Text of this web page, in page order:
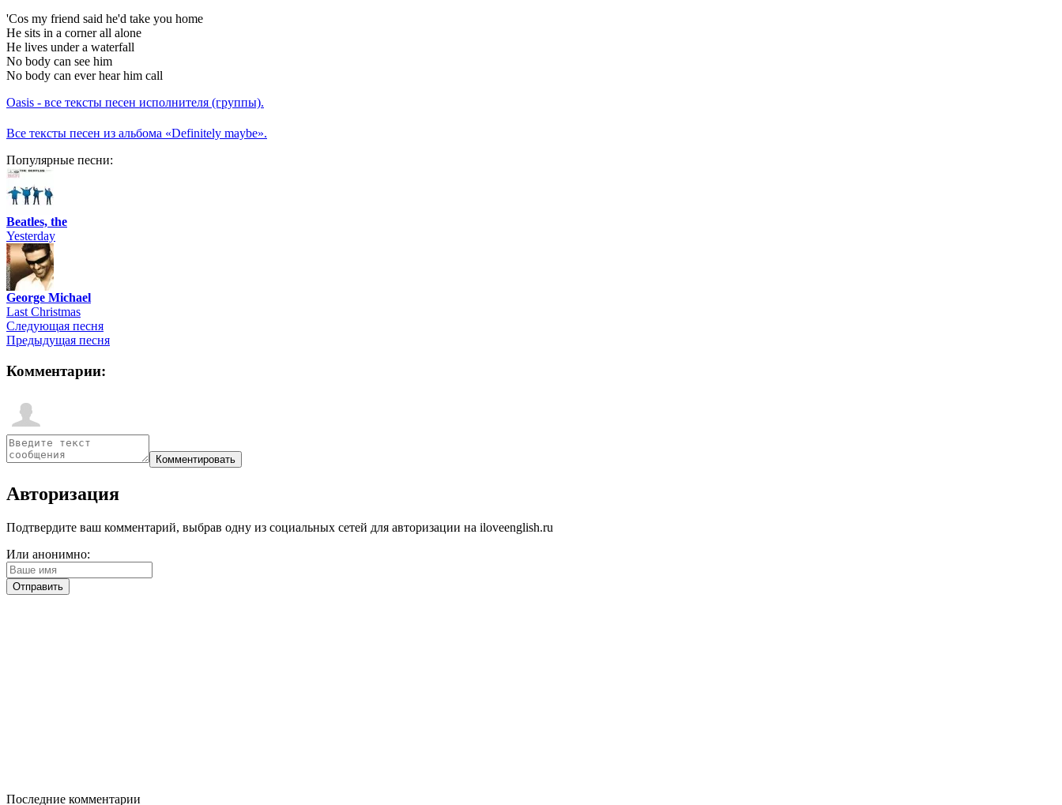
'Cos my friend said he'd take you home
He sits in a corner all alone
He lives under a waterfall
No body can see him
No body can ever hear him call
Oasis - все тексты песен исполнителя (группы).
Все тексты песен из альбома «Definitely maybe».
Популярные песни:
Beatles, the
Yesterday
George Michael
Last Christmas
Следующая песня
Предыдущая песня
Комментарии:
Авторизация
Подтвердите ваш комментарий, выбрав одну из социальных сетей для авторизации на iloveenglish.ru
Или анонимно:
Последние комментарии